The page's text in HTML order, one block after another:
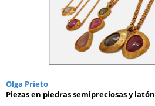
Olga Prieto
Piezas en piedras semipreciosas y latón